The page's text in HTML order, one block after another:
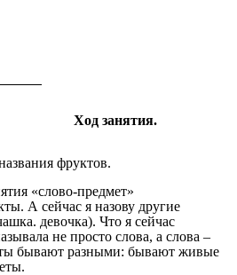
Ход занятия.
фруктов.
«слово-предмет»
А сейчас я назову другие
девочка). Что я сейчас
не просто слова, а слова –
бывают разными: бывают живые